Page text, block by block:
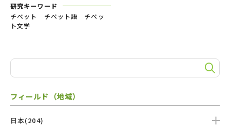
研究キーワード
チベット チベット語 チベッ
ト文学
フィールド（地域）
日本(204)